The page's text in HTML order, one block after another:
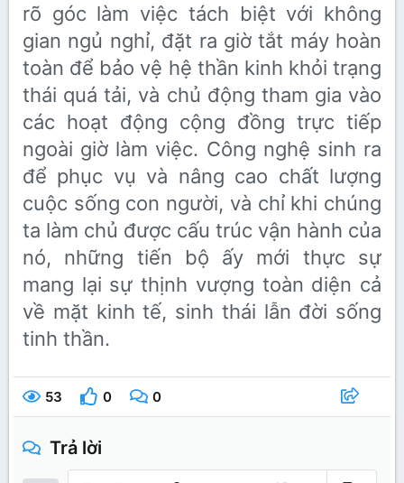
rõ góc làm việc tách biệt với không
gian ngủ nghỉ, đặt ra giờ tắt máy hoàn
toàn để bảo vệ hệ thần kinh khỏi trạng
thái quá tải, và chủ động tham gia vào
các hoạt động cộng đồng trực tiếp
ngoài giờ làm việc. Công nghệ sinh ra
để phục vụ và nâng cao chất lượng
cuộc sống con người, và chỉ khi chúng
ta làm chủ được cấu trúc vận hành của
nó, những tiến bộ ấy mới thực sự
mang lại sự thịnh vượng toàn diện cả
về mặt kinh tế, sinh thái lẫn đời sống
tinh thần.
53 0 0
Trả lời